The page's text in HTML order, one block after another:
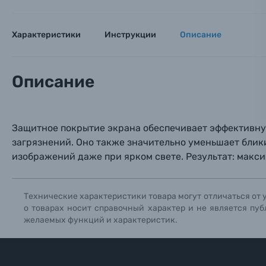
Осветительное оборудование
Фотоальбомы
Книги о фотографии, альбомы известных
Солнцезащитные очки
Характеристики Инструкции Описание
Описание
Защитное покрытие экрана обеспечивает
загрязнений. Оно также значительно уменьшает
изображений даже при ярком свете. Результат:
Технические характеристики товара могут отличаться
о товарах носит справочный характер и не является
желаемых функций и характеристик.